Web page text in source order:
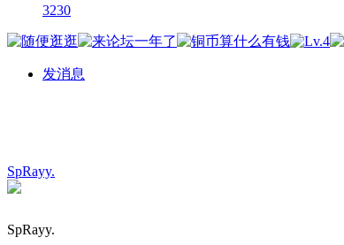
3230
发消息
SpRayy.
SpRayy.